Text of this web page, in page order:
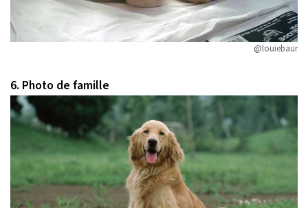
@louiebaur
6. Photo de famille